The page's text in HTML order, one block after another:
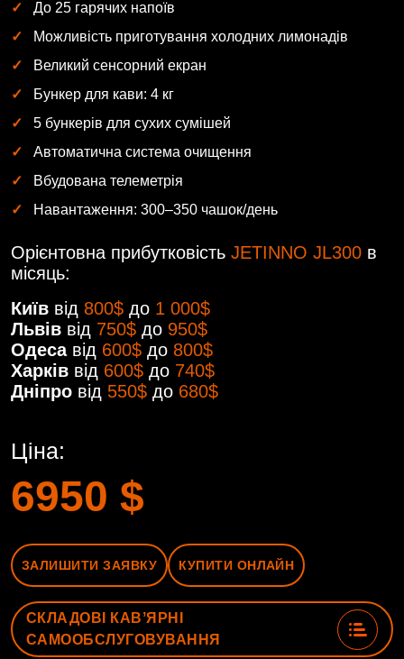
До 25 гарячих напоїв
Можливість приготування холодних лимонадів
Великий сенсорний екран
Бункер для кави: 4 кг
5 бункерів для сухих сумішей
Автоматична система очищення
Вбудована телеметрія
Навантаження: 300–350 чашок/день
Орієнтовна прибутковість JETINNO JL300 в
місяць:
Київ від 800$ до 1 000$
Львів від 750$ до 950$
Одесавід 600$ до 800$
Харків від 600$ до 740$
Дніпро від 550$ до 680$
Ціна:
6950 $
ЗАЛИШИТИ ЗАЯВКУ КУПИТИ ОНЛАЙН
СКЛАДОВІ КАВʼЯРНІ
САМООБСЛУГОВУВАННЯ